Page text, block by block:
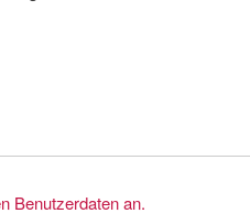
Benutzerdaten an.